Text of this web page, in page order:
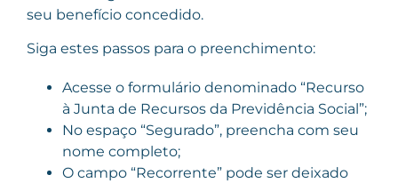
seu benefício concedido.
Siga estes passos para o preenchimento:
Acesse o formulário denominado “Recurso
à Junta de Recursos da Previdência Social”;
No espaço “Segurado”, preencha com seu
nome completo;
O campo “Recorrente” pode ser deixado